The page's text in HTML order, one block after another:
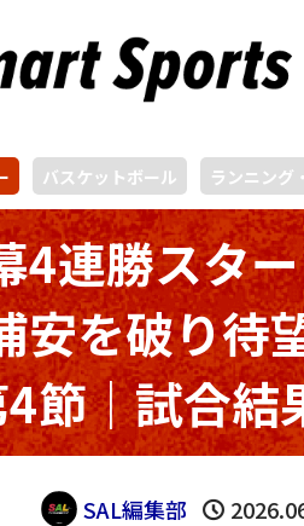
バスケットボール ランニング
4連勝スタ
安を破り待
節｜試合結
SAL編集部